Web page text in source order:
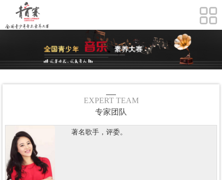
EXPERT TEAM
专家团队
著名歌手，评委。